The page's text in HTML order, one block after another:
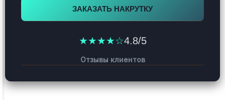
ЗАКАЗАТЬ НАКРУТКУ
★★★★☆4.8/5
Отзывы клиентов